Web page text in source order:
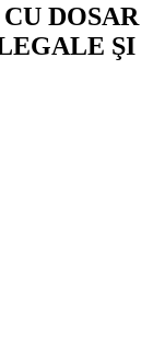
DOSAR
ŞI